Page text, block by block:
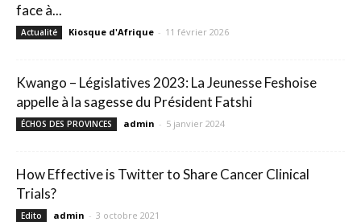
face à...
Actualité Kiosque d'Afrique - 11 février 2026
Kwango – Législatives 2023: La Jeunesse Feshoise
appelle à la sagesse du Président Fatshi
ÉCHOS DES PROVINCES admin - 5 janvier 2024
How Effective is Twitter to Share Cancer Clinical
Trials?
Edito admin - 3 octobre 2021